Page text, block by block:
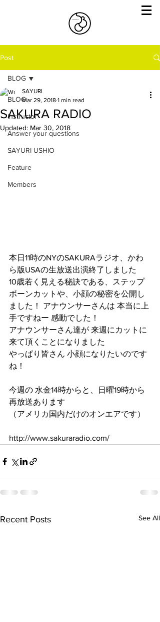
Post
BLOG
Instructor
Answer your questions
SAYURI USHIO
Feature
Members
BLOG
SAKURA RADIO
SAYURI
Mar 29, 2018 1 min read
Updated: Mar 30, 2018
本日11時のNYのSAKURAラジオ、かわ
ら版USAの生放送出演終了しました
10歳若く見える秘訣である、ステップ
ボーンカットや、小顔の秘密を公開し
ました！ アナウンサーさんは 本当に上
手ですねー 感動でした！
アナウンサーさん達が 来週にカットに
来て頂くことになりました
やっぱり皆さん 小顔になりたいのです
ね！
今週の 水金14時からと、日曜19時から
再放送あります
（アメリカ国内だけのオンエアです）
http://www.sakuraradio.com/
Recent Posts See All